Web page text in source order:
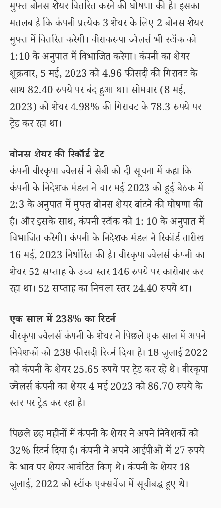
मुफ्त बोनस शेयर वितरित करने की घोषणा की है। इसका
मतलब है कि कंपनी प्रत्येक 3 शेयर के लिए 2 बोनस शेयर
मुफ्त में वितरित करेगी। वीराकरुपा ज्वैलर्स भी स्टॉक को
1:10 के अनुपात में विभाजित करेगा। कंपनी का शेयर
शुक्रवार, 5 मई, 2023 को 4.96 फीसदी की गिरावट के
साथ 82.40 रुपये पर बंद हुआ था। सोमवार (8 मई,
2023) को शेयर 4.98% की गिरावट के 78.3 रुपये पर
ट्रेड कर रहा था।
बोनस शेयर की रिकॉर्ड डेट
कंपनी वीरकृपा ज्वेलर्स ने सेबी को दी सूचना में कहा कि
कंपनी के निदेशक मंडल ने चार मई 2023 को हुई बैठक में
2:3 के अनुपात में मुफ्त बोनस शेयर बांटने की घोषणा की
है। और इसके साथ, कंपनी स्टॉक को 1: 10 के अनुपात में
विभाजित करेगी। कंपनी के निदेशक मंडल ने रिकॉर्ड तारीख
16 मई, 2023 निर्धारित की है। वीरकृपा ज्वेलर्स कंपनी का
शेयर 52 सप्ताह के उच्च स्तर 146 रुपये पर कारोबार कर
रहा था। 52 सप्ताह का निचला स्तर 24.40 रुपये था।
एक साल में 238% का रिटर्न
वीरकृपा ज्वैलर्स कंपनी के शेयर ने पिछले एक साल में अपने
निवेशकों को 238 फीसदी रिटर्न दिया है। 18 जुलाई 2022
को कंपनी के शेयर 25.65 रुपये पर ट्रेड कर रहे थे। वीरकृपा
ज्वेलर्स कंपनी का शेयर 4 मई 2023 को 86.70 रुपये के
स्तर पर ट्रेड कर रहा है।
पिछले छह महीनों में कंपनी के शेयर ने अपने निवेशकों को
32% रिटर्न दिया है। कंपनी ने अपने आईपीओ में 27 रुपये
के भाव पर शेयर आवंटित किए थे। कंपनी के शेयर 18
जुलाई, 2022 को स्टॉक एक्सचेंज में सूचीबद्ध हुए थे।